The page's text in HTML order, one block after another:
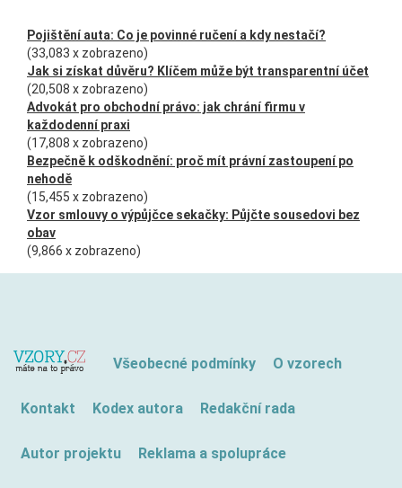
Pojištění auta: Co je povinné ručení a kdy nestačí?
(33,083 x zobrazeno)
Jak si získat důvěru? Klíčem může být transparentní účet
(20,508 x zobrazeno)
Advokát pro obchodní právo: jak chrání firmu v
každodenní praxi
(17,808 x zobrazeno)
Bezpečně k odškodnění: proč mít právní zastoupení po
nehodě
(15,455 x zobrazeno)
Vzor smlouvy o výpůjčce sekačky: Půjčte sousedovi bez
obav
(9,866 x zobrazeno)
Všeobecné podmínky O vzorech
Kontakt Kodex autora Redakční rada
Autor projektu Reklama a spolupráce